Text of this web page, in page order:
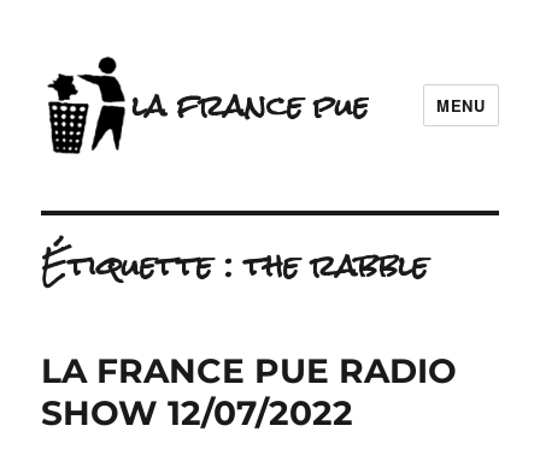
la france pue MENU
Étiquette :the rabble
LA FRANCE PUE RADIO
SHOW 12/07/2022